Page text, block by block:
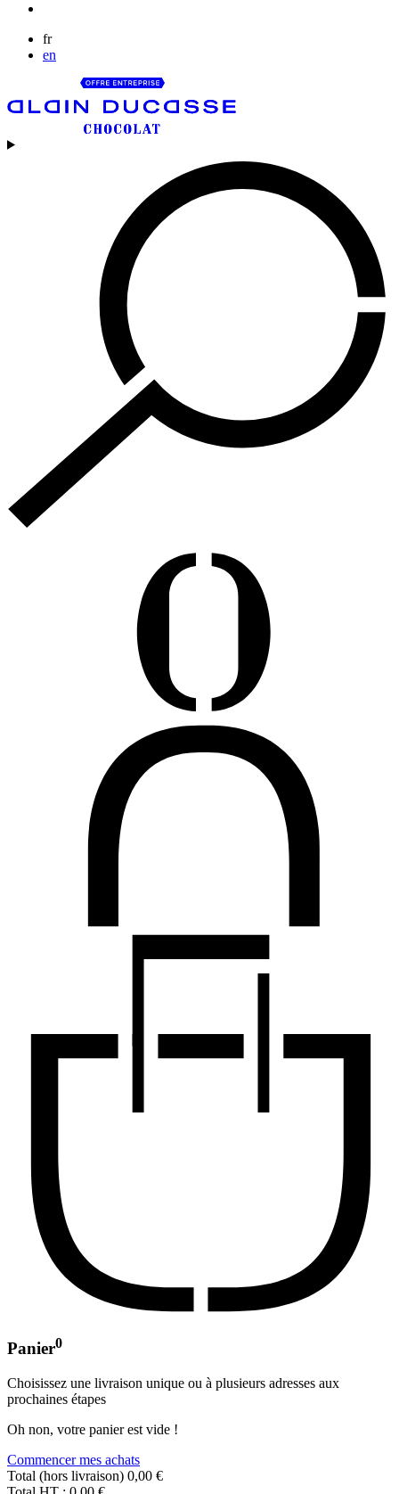
fr
en
Panier0
Choisissez une livraison unique ou à plusieurs adresses aux
prochaines étapes
Oh non, votre panier est vide !
Commencer mes achats
Total (hors livraison) 0,00 €